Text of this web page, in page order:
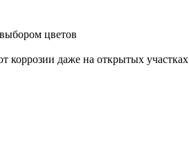
цветов
коррозии даже на открытых участках